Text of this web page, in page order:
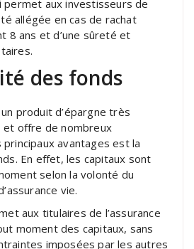
aux investisseurs de
allégée en cas de rachat
8 ans et d’une sûreté et
des fonds
produit d’épargne très
et offre de nombreux
principaux avantages est la
En effet, les capitaux sont
selon la volonté du
vie.
aux titulaires de l’assurance
moment des capitaux, sans
imposées par les autres